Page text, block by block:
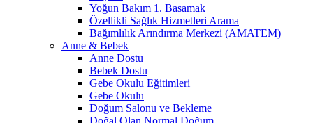
Yoğun Bakım 1. Basamak
Özellikli Sağlık Hizmetleri Arama
Bağımlılık Arındırma Merkezi (AMATEM)
Anne & Bebek
Anne Dostu
Bebek Dostu
Gebe Okulu Eğitimleri
Gebe Okulu
Doğum Salonu ve Bekleme
Doğal Olan Normal Doğum